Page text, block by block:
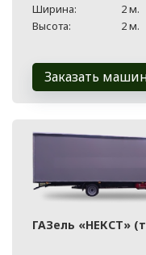
Ширина:
2 м.
Высота:
2 м.
Заказать
ГАЗель «НЕКСТ»